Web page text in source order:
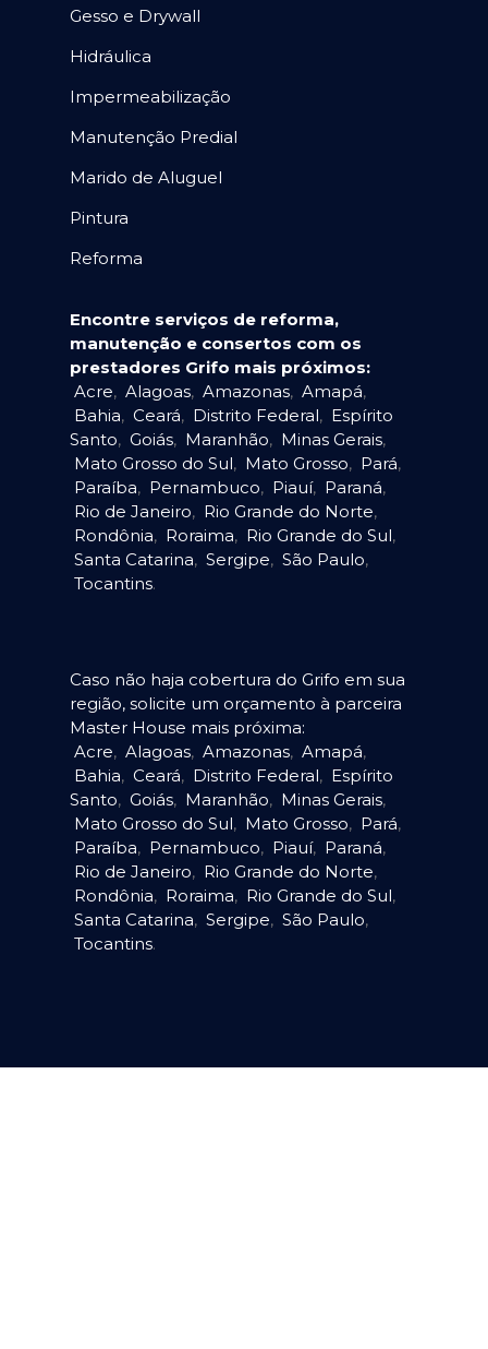
Gesso e Drywall
Hidráulica
Impermeabilização
Manutenção Predial
Marido de Aluguel
Pintura
Reforma
Encontre serviços de reforma,
manutenção e consertos com os
prestadores Grifo mais próximos:
Acre, Alagoas, Amazonas, Amapá,
Bahia, Ceará, Distrito Federal, Espírito
Santo, Goiás, Maranhão, Minas Gerais,
Mato Grosso do Sul, Mato Grosso, Pará,
Paraíba, Pernambuco, Piauí, Paraná,
Rio de Janeiro, Rio Grande do Norte,
Rondônia, Roraima, Rio Grande do Sul,
Santa Catarina, Sergipe, São Paulo,
Tocantins.
Caso não haja cobertura do Grifo em sua
região, solicite um orçamento à parceira
Master House mais próxima:
Acre, Alagoas, Amazonas, Amapá,
Bahia, Ceará, Distrito Federal, Espírito
Santo, Goiás, Maranhão, Minas Gerais,
Mato Grosso do Sul, Mato Grosso, Pará,
Paraíba, Pernambuco, Piauí, Paraná,
Rio de Janeiro, Rio Grande do Norte,
Rondônia, Roraima, Rio Grande do Sul,
Santa Catarina, Sergipe, São Paulo,
Tocantins.